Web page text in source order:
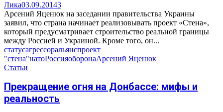
Лика03.09.20143
Арсений Яценюк на заседании правительства Украины
заявил, что страна начинает реализовывать проект «Стена»,
который предусматривает строительство реальной границы
между Россией и Украиной. Кроме того, он...
статусагрессоральянспроект
"стена"натоРоссияоборонаАрсений Яценюк
Статьи
Прекращение огня на Донбассе: мифы и
реальность